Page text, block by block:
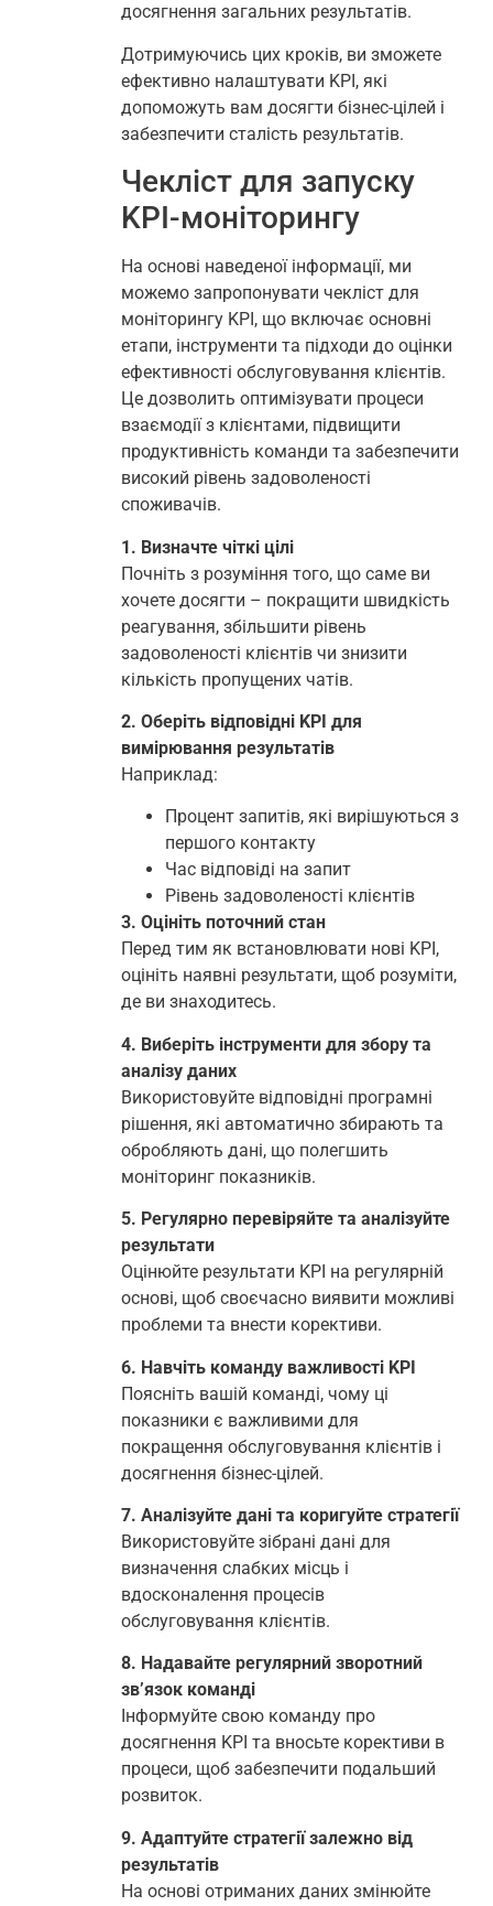
досягнення загальних результатів.
Дотримуючись цих кроків, ви зможете
ефективно налаштувати KPI, які
допоможуть вам досягти бізнес-цілей і
забезпечити сталість результатів.
Чекліст для запуску
KPI-моніторингу
На основі наведеної інформації, ми
можемо запропонувати чекліст для
моніторингу KPI, що включає основні
етапи, інструменти та підходи до оцінки
ефективності обслуговування клієнтів.
Це дозволить оптимізувати процеси
взаємодії з клієнтами, підвищити
продуктивність команди та забезпечити
високий рівень задоволеності
споживачів.
1. Визначте чіткі цілі
Почніть з розуміння того, що саме ви
хочете досягти – покращити швидкість
реагування, збільшити рівень
задоволеності клієнтів чи знизити
кількість пропущених чатів.
2. Оберіть відповідні KPI для
вимірювання результатів
Наприклад:
Процент запитів, які вирішуються з
першого контакту
Час відповіді на запит
Рівень задоволеності клієнтів
3. Оцініть поточний стан
Перед тим як встановлювати нові KPI,
оцініть наявні результати, щоб розуміти,
де ви знаходитесь.
4. Виберіть інструменти для збору та
аналізу даних
Використовуйте відповідні програмні
рішення, які автоматично збирають та
обробляють дані, що полегшить
моніторинг показників.
5. Регулярно перевіряйте та аналізуйте
результати
Оцінюйте результати KPI на регулярній
основі, щоб своєчасно виявити можливі
проблеми та внести корективи.
6. Навчіть команду важливості KPI
Поясніть вашій команді, чому ці
показники є важливими для
покращення обслуговування клієнтів і
досягнення бізнес-цілей.
7. Аналізуйте дані та коригуйте стратегії
Використовуйте зібрані дані для
визначення слабких місць і
вдосконалення процесів
обслуговування клієнтів.
8. Надавайте регулярний зворотний
зв’язок команді
Інформуйте свою команду про
досягнення KPI та вносьте корективи в
процеси, щоб забезпечити подальший
розвиток.
9. Адаптуйте стратегії залежно від
результатів
На основі отриманих даних змінюйте